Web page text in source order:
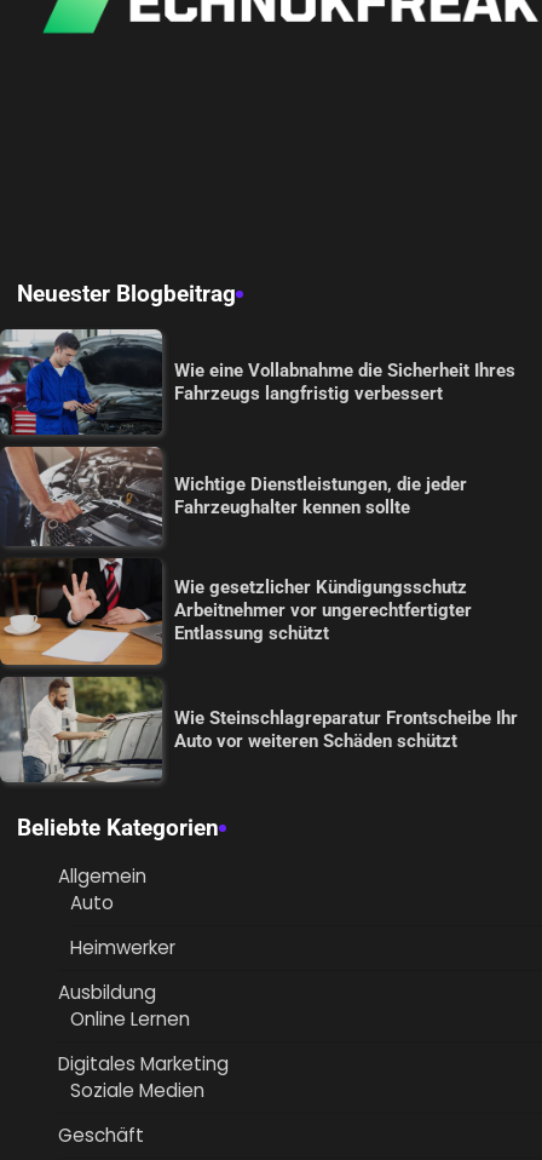
Neuester Blogbeitrag
Wie eine Vollabnahme die Sicherheit Ihres
Fahrzeugs langfristig verbessert
Wichtige Dienstleistungen, die jeder
Fahrzeughalter kennen sollte
Wie gesetzlicher Kündigungsschutz
Arbeitnehmer vor ungerechtfertigter
Entlassung schützt
Wie Steinschlagreparatur Frontscheibe Ihr
Auto vor weiteren Schäden schützt
Beliebte Kategorien
Allgemein
Auto
Heimwerker
Ausbildung
Online Lernen
Digitales Marketing
Soziale Medien
Geschäft